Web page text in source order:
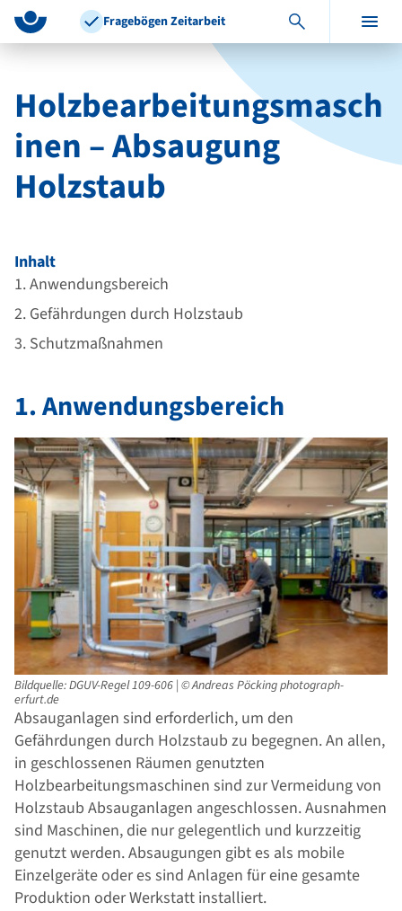
z
u
I
n
h
a
l
t
z
u
N
a
v
i
g
a
i
o
n
i
m
ß
e
r
e
i
Fragebögen Zeitarbeit
Holzbearbeitungsmasch
inen – Absaugung
Holzstaub
Inhalt
1. Anwendungsbereich
2. Gefährdungen durch Holzstaub
3. Schutzmaßnahmen
1. Anwendungsbereich
Bildquelle: DGUV-Regel 109-606 | © Andreas Pöcking photograph-
erfurt.de
Absauganlagen sind erforderlich, um den
Gefährdungen durch Holzstaub zu begegnen. An allen,
in geschlossenen Räumen genutzten
Holzbearbeitungsmaschinen sind zur Vermeidung von
Holzstaub Absauganlagen angeschlossen. Ausnahmen
sind Maschinen, die nur gelegentlich und kurzzeitig
genutzt werden. Absaugungen gibt es als mobile
Einzelgeräte oder es sind Anlagen für eine gesamte
Produktion oder Werkstatt installiert.